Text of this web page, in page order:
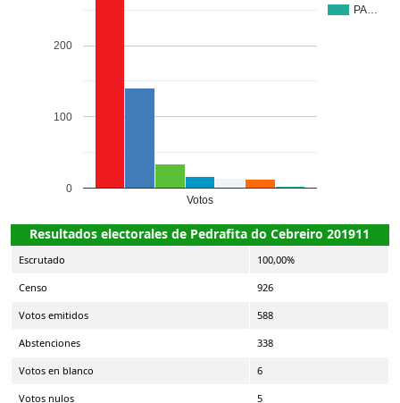
PA…
Votos
0
100
200
Resultados electorales de Pedrafita do Cebreiro 201911
Escrutado 100,00%
Censo 926
Votos emitidos 588
Abstenciones 338
Votos en blanco 6
Votos nulos 5